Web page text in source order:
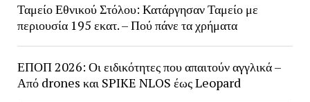
Ταμείο Εθνικού Στόλου: Κατάργησαν Ταμείο με
περιουσία 195 εκατ. – Πού πάνε τα χρήματα
ΕΠΟΠ 2026: Οι ειδικότητες που απαιτούν αγγλικά –
Από drones και SPIKE NLOS έως Leopard